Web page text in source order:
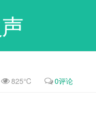
825℃ 0评论